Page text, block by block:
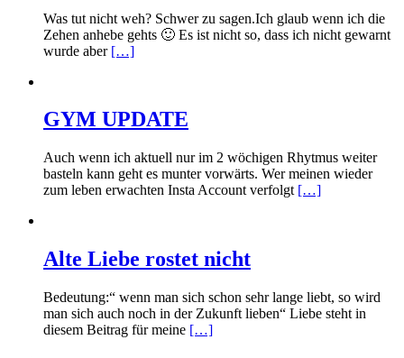
Was tut nicht weh? Schwer zu sagen.Ich glaub wenn ich die
Zehen anhebe gehts 🙂 Es ist nicht so, dass ich nicht gewarnt
wurde aber […]
GYM UPDATE
Auch wenn ich aktuell nur im 2 wöchigen Rhytmus weiter
basteln kann geht es munter vorwärts. Wer meinen wieder
zum leben erwachten Insta Account verfolgt […]
Alte Liebe rostet nicht
Bedeutung:“ wenn man sich schon sehr lange liebt, so wird
man sich auch noch in der Zukunft lieben“ Liebe steht in
diesem Beitrag für meine […]